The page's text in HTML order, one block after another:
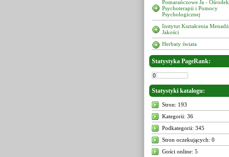
Pomarańczowe Ja - Ośrodek
Psychoterapii i Pomocy
Psychologicznej
Instytut Kształcenia
Jakości
Herbaty świata
Statystyka PageRank:
Statystyki katalogu:
Stron: 193
Kategorii: 36
Podkategorii: 345
Stron oczekujących: 0
Gości online: 5